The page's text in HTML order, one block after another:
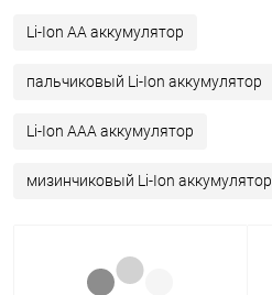
Li-Ion АА аккумулятор
пальчиковый Li-Ion аккумулятор
Li-Ion ААА аккумулятор
мизинчиковый Li-Ion аккумулятор